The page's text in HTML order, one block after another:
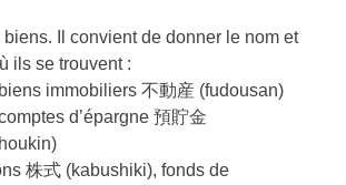
biens. Il convient de donner le nom et
ils se trouvent :
immobiliers 不動産 (fudousan)
d’épargne 預貯金
株式 (kabushiki), fonds de